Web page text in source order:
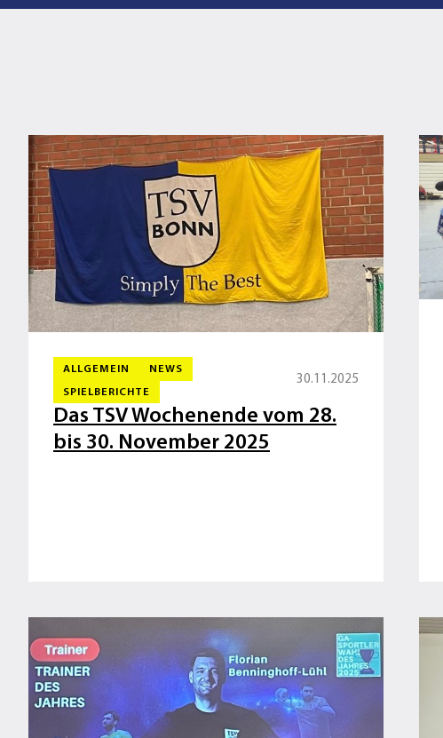
ALLGEMEIN NEWS
SPIELBERICHTE
30.11.2025
Das TSV Wochenende vom 28.
bis 30. November 2025